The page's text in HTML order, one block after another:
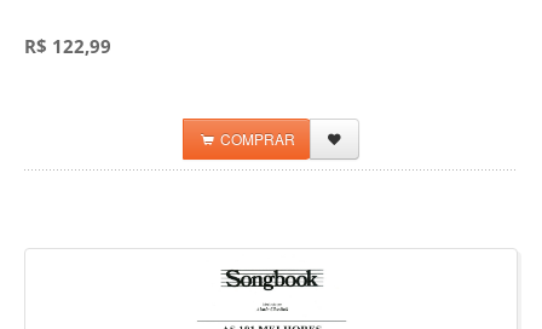
R$ 122,99
COMPRAR